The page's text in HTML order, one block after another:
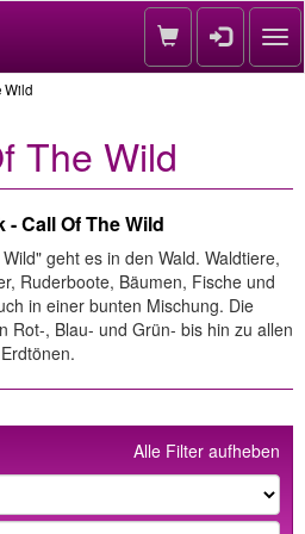
Wild
The Wild
- Call Of The Wild
geht es in den Wald. Waldtiere,
Ruderboote, Bäumen, Fische und
in einer bunten Mischung. Die
Rot-, Blau- und Grün- bis hin zu allen
Erdtönen.
Alle Filter aufheben